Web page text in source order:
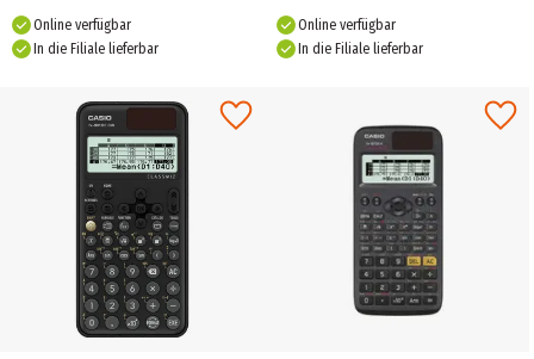
Online verfügbar
In die Filiale lieferbar
Online verfügbar
In die Filiale lieferbar